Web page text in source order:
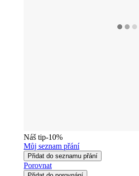
Náš tip-10%
Můj seznam přání
Přidat do seznamu přání
Porovnat